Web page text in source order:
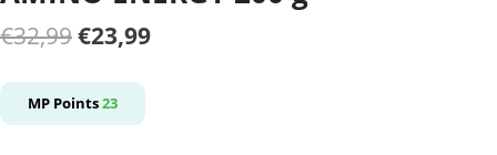
€32,99Il
originale
€23,99Il
MP Points23